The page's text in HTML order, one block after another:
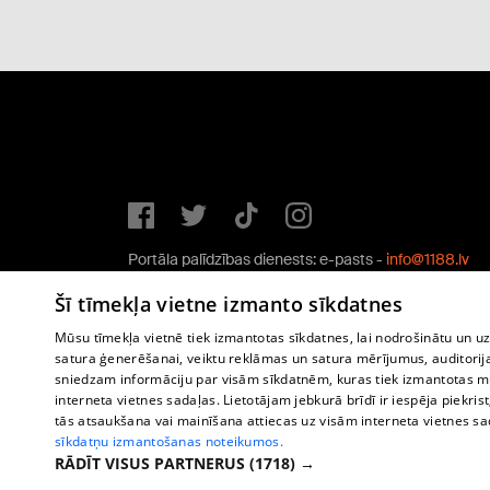
Portāla palīdzības dienests: e-pasts - info@1188.lv
Copyright © 2004-2026 SIA HELIO MEDIA.
Šī tīmekļa vietne izmanto sīkdatnes
Mūsu tīmekļa vietnē tiek izmantotas sīkdatnes, lai nodrošinātu un
satura ģenerēšanai, veiktu reklāmas un satura mērījumus,
sniedzam informāciju par visām sīkdatnēm, kuras tiek izmantotas
interneta vietnes sadaļas. Lietotājam jebkurā brīdī ir iespēja
tās atsaukšana vai mainīšana attiecas uz visām interneta vietnes
sīkdatņu izmantošanas noteikumos.
RĀDĪT VISUS PARTNERUS (1718) →